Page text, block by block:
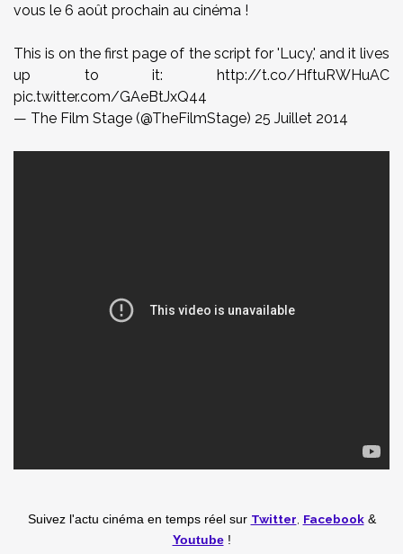
vous le 6 août prochain au cinéma !
This is on the first page of the script for 'Lucy,' and it lives
up to it: http://t.co/HftuRWHuAC
pic.twitter.com/GAeBtJxQ44
— The Film Stage (@TheFilmStage) 25 Juillet 2014
Suivez l'actu cinéma en temps réel sur Twitter Facebook&
Youtube!